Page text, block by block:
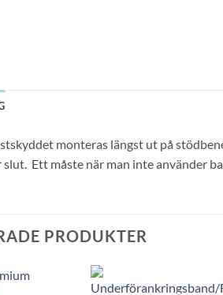
monteras längst ut på
Ett måste när man inte använder
PRODUKTER